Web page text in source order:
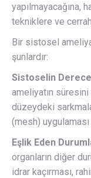
yapılmayacağına,
tekniklere ve
Bir sistosel
şunlardır:
Sistoselin
ameliyatın
düzeydeki
(mesh)
Eşlik Eden
organların diğer
idrar kaçırması,